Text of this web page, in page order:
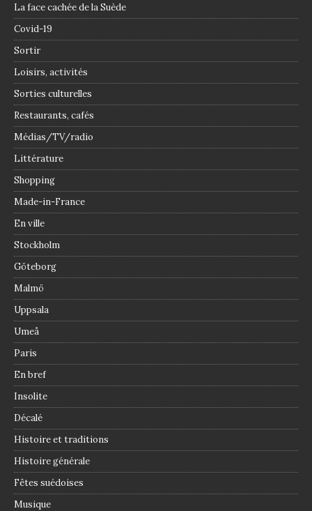
La face cachée de la Suède
Covid-19
Sortir
Loisirs, activités
Sorties culturelles
Restaurants, cafés
Médias/TV/radio
Littérature
Shopping
Made-in-France
En ville
Stockholm
Göteborg
Malmö
Uppsala
Umeå
Paris
En bref
Insolite
Décalé
Histoire et traditions
Histoire générale
Fêtes suédoises
Musique